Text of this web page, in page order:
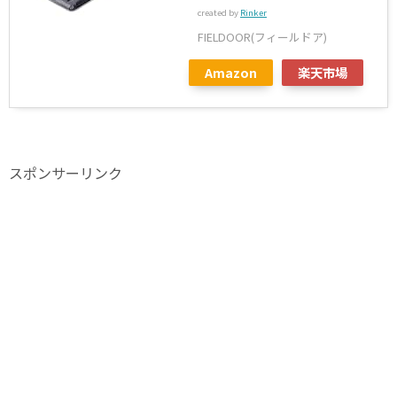
created by Rinker
FIELDOOR(フィールドア)
Amazon 楽天市場
スポンサーリンク